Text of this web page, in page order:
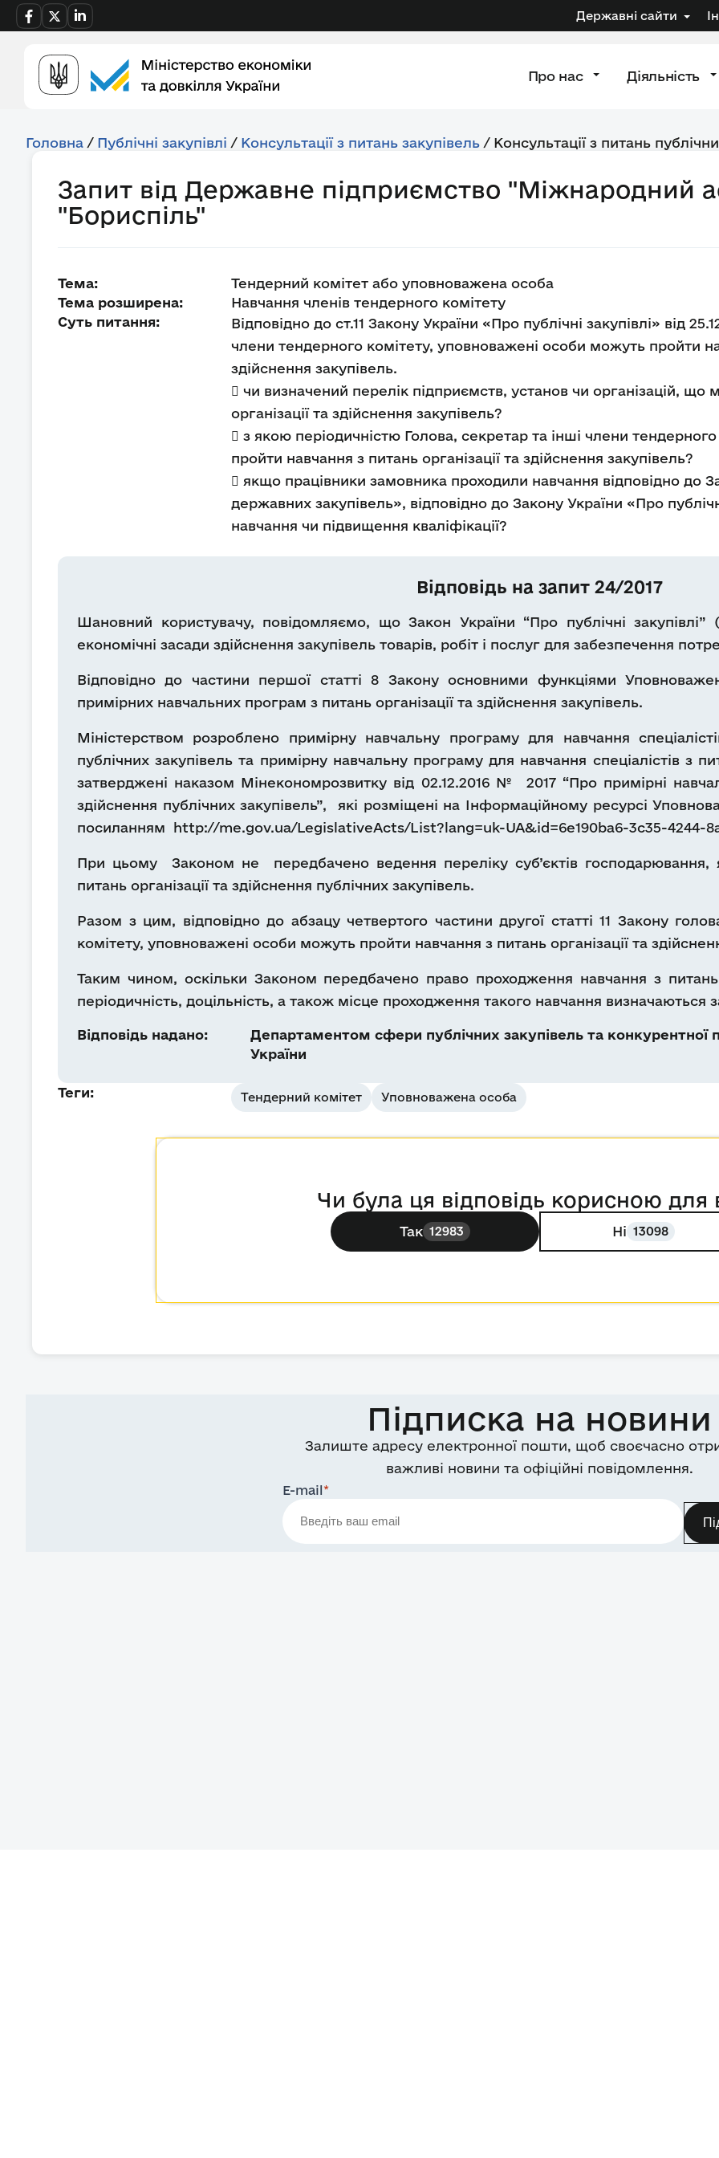
Державні сайти
Про нас Діяльність
Головна / Публічні закупівлі / Консультації з питань закупівель / Консультації з питань
Запит від Державне підприємство "Міжнародний
"Бориспіль"
Тема:
Тендерний комітет або уповноважена особа
Тема розширена:
Навчання членів тендерного комітету
Суть питання:
Відповідно до ст.11 Закону України «Про публічні закупівлі» від
члени тендерного комітету, уповноважені особи можуть пройти
здійснення закупівель.
 чи визначений перелік підприємств, установ чи організацій,
організації та здійснення закупівель?
 з якою періодичністю Голова, секретар та інші члени
пройти навчання з питань організації та здійснення закупівель?
 якщо працівники замовника проходили навчання відповідно до
державних закупівель», відповідно до Закону України «Про
навчання чи підвищення кваліфікації?
Відповідь на запит 24/2017
Шановний користувачу, повідомляємо, що Закон України “Про публічні
економічні засади здійснення закупівель товарів, робіт і послуг для забезпечення
Відповідно до частини першої статті 8 Закону основними функціями
примірних навчальних програм з питань організації та здійснення закупівель.
Міністерством розроблено примірну навчальну програму для навчання
публічних закупівель та примірну навчальну програму для навчання спеціалістів з
затверджені наказом Мінекономрозвитку від 02.12.2016 № 2017 “Про примірні
здійснення публічних закупівель”, які розміщені на Інформаційному ресурсі
посиланням http://me.gov.ua/LegislativeActs/List?lang=uk-UA&id=6e190ba6-3c35-4244-
При цьому Законом не передбачено ведення переліку суб’єктів господарювання,
питань організації та здійснення публічних закупівель.
Разом з цим, відповідно до абзацу четвертого частини другої статті 11 Закону
комітету, уповноважені особи можуть пройти навчання з питань організації та
Таким чином, оскільки Законом передбачено право проходження навчання з питань
періодичність, доцільність, а також місце проходження такого навчання визначаються
Відповідь надано:
Департаментом сфери публічних закупівель та конкурентної
України
Теги: Тендерний комітет Уповноважена особа
Чи була ця відповідь корисною для
Так 12983 Ні 13098
Підписка на новини
Залиште адресу електронної пошти, щоб своєчасно
важливі новини та офіційні повідомлення.
E-mail*